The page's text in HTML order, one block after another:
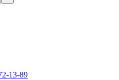
13-89